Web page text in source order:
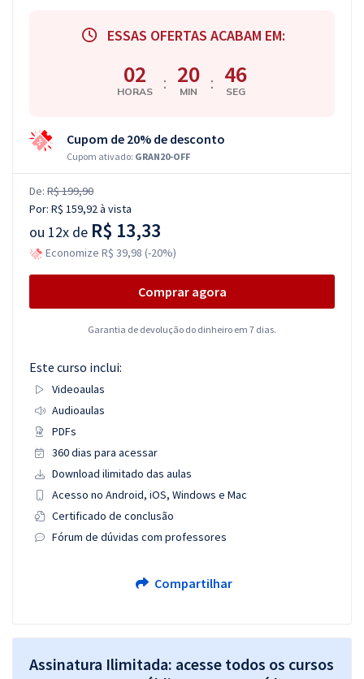
ESSAS OFERTAS ACABAM EM:
02
HORAS : 20
MIN : 45
SEG
Cupom de 20% de desconto
Cupom ativado: GRAN20-OFF
De: R$ 199,90
Por: R$ 159,92à vista
ou 12x de R$ 13,33
Economize R$ 39,98 (-20%)
Comprar agora
Garantia de devolução do dinheiro em 7 dias.
Este curso inclui:
Videoaulas
Audioaulas
PDFs
360 dias para acessar
Download ilimitado das aulas
Acesso no Android, iOS, Windows e Mac
Certificado de conclusão
Fórum de dúvidas com professores
Compartilhar
Assinatura Ilimitada: acesse todos os cursos